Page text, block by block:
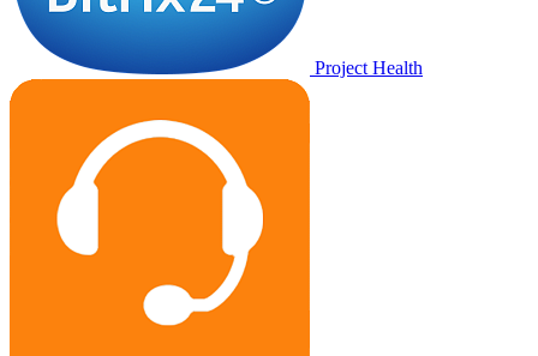
Project Health